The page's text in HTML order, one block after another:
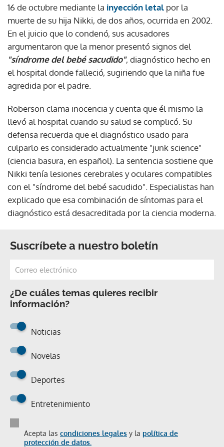
16 de octubre mediante la inyección letal por la
muerte de su hija Nikki, de dos años, ocurrida en 2002.
En el juicio que lo condenó, sus acusadores
argumentaron que la menor presentó signos del
"síndrome del bebé sacudido", diagnóstico hecho en
el hospital donde falleció, sugiriendo que la niña fue
agredida por el padre.
Roberson clama inocencia y cuenta que él mismo la
llevó al hospital cuando su salud se complicó. Su
defensa recuerda que el diagnóstico usado para
culparlo es considerado actualmente "junk science"
(ciencia basura, en español). La sentencia sostiene que
Nikki tenía lesiones cerebrales y oculares compatibles
con el "síndrome del bebé sacudido". Especialistas han
explicado que esa combinación de síntomas para el
diagnóstico está desacreditada por la ciencia moderna.
Suscríbete a nuestro boletín
¿De cuáles temas quieres recibir
información?
Noticias
Novelas
Deportes
Entretenimiento
Acepta las condiciones legales y la política de
protección de datos.